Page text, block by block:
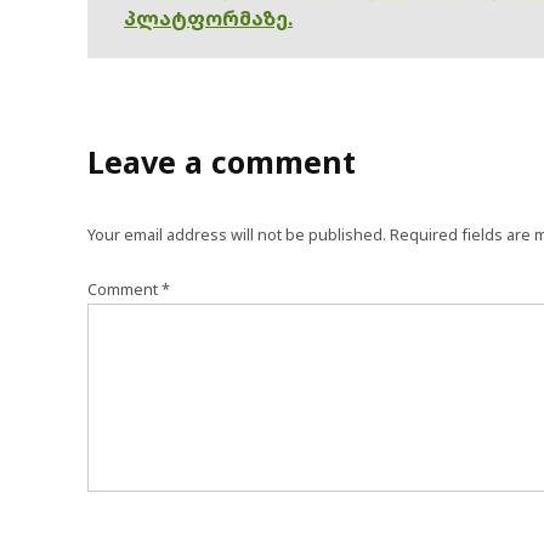
პლატფორმაზე.
Leave a comment
Your email address will not be published. Required fields are
Comment*